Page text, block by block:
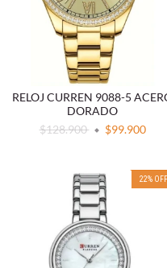
RELOJ CURREN 9088-5
DORADO
$128.900
$99.900
22% OFF